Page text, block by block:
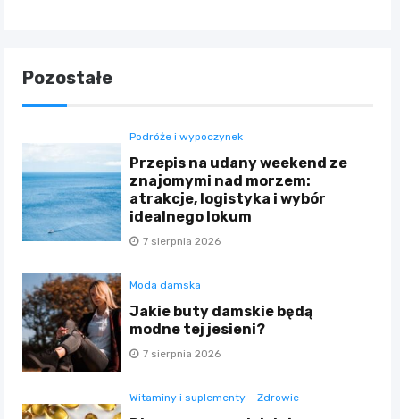
Pozostałe
Podróże i wypoczynek
Przepis na udany weekend ze
znajomymi nad morzem:
atrakcje, logistyka i wybór
idealnego lokum
7 sierpnia 2026
Moda damska
Jakie buty damskie będą
modne tej jesieni?
7 sierpnia 2026
Witaminy i suplementy Zdrowie